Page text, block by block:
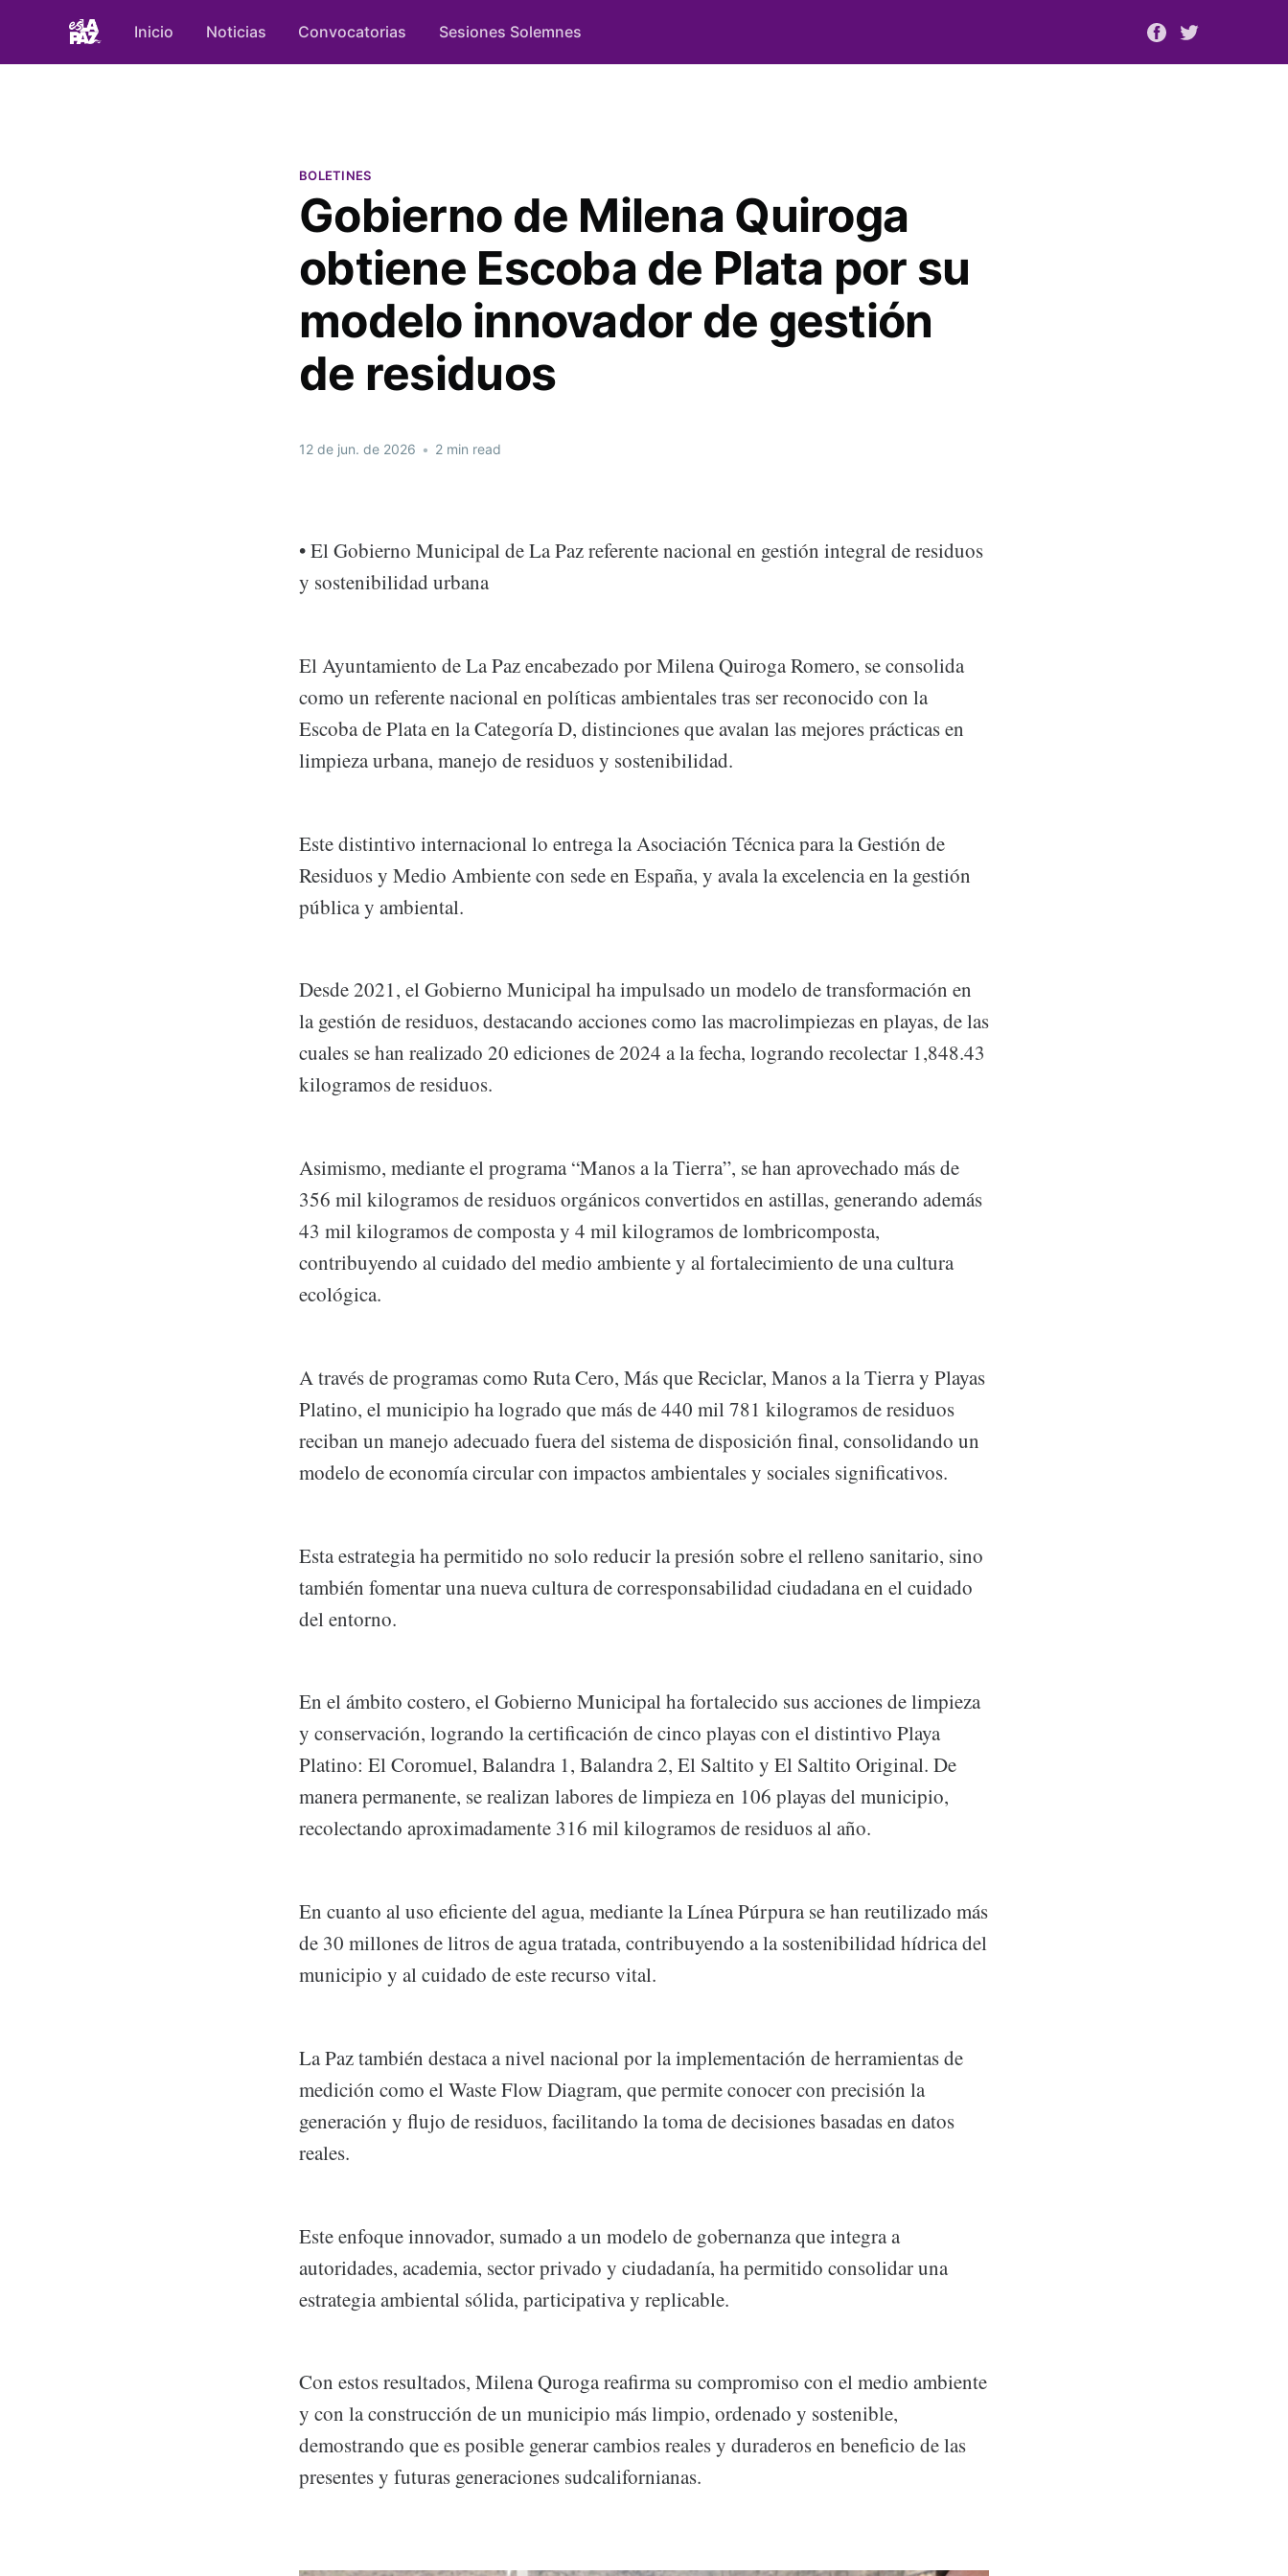
Inicio Noticias Convocatorias Sesiones Solemnes
BOLETINES
Gobierno de Milena Quiroga
obtiene Escoba de Plata por su
modelo innovador de gestión
de residuos
12 de jun. de 2026 • 2 min read
• El Gobierno Municipal de La Paz referente nacional en gestión integral de residuos
y sostenibilidad urbana
El Ayuntamiento de La Paz encabezado por Milena Quiroga Romero, se consolida
como un referente nacional en políticas ambientales tras ser reconocido con la
Escoba de Plata en la Categoría D, distinciones que avalan las mejores prácticas en
limpieza urbana, manejo de residuos y sostenibilidad.
Este distintivo internacional lo entrega la Asociación Técnica para la Gestión de
Residuos y Medio Ambiente con sede en España, y avala la excelencia en la gestión
pública y ambiental.
Desde 2021, el Gobierno Municipal ha impulsado un modelo de transformación en
la gestión de residuos, destacando acciones como las macrolimpiezas en playas, de las
cuales se han realizado 20 ediciones de 2024 a la fecha, logrando recolectar 1,848.43
kilogramos de residuos.
Asimismo, mediante el programa “Manos a la Tierra”, se han aprovechado más de
356 mil kilogramos de residuos orgánicos convertidos en astillas, generando además
43 mil kilogramos de composta y 4 mil kilogramos de lombricomposta,
contribuyendo al cuidado del medio ambiente y al fortalecimiento de una cultura
ecológica.
A través de programas como Ruta Cero, Más que Reciclar, Manos a la Tierra y Playas
Platino, el municipio ha logrado que más de 440 mil 781 kilogramos de residuos
reciban un manejo adecuado fuera del sistema de disposición final, consolidando un
modelo de economía circular con impactos ambientales y sociales significativos.
Esta estrategia ha permitido no solo reducir la presión sobre el relleno sanitario, sino
también fomentar una nueva cultura de corresponsabilidad ciudadana en el cuidado
del entorno.
En el ámbito costero, el Gobierno Municipal ha fortalecido sus acciones de limpieza
y conservación, logrando la certificación de cinco playas con el distintivo Playa
Platino: El Coromuel, Balandra 1, Balandra 2, El Saltito y El Saltito Original. De
manera permanente, se realizan labores de limpieza en 106 playas del municipio,
recolectando aproximadamente 316 mil kilogramos de residuos al año.
En cuanto al uso eficiente del agua, mediante la Línea Púrpura se han reutilizado más
de 30 millones de litros de agua tratada, contribuyendo a la sostenibilidad hídrica del
municipio y al cuidado de este recurso vital.
La Paz también destaca a nivel nacional por la implementación de herramientas de
medición como el Waste Flow Diagram, que permite conocer con precisión la
generación y flujo de residuos, facilitando la toma de decisiones basadas en datos
reales.
Este enfoque innovador, sumado a un modelo de gobernanza que integra a
autoridades, academia, sector privado y ciudadanía, ha permitido consolidar una
estrategia ambiental sólida, participativa y replicable.
Con estos resultados, Milena Quroga reafirma su compromiso con el medio ambiente
y con la construcción de un municipio más limpio, ordenado y sostenible,
demostrando que es posible generar cambios reales y duraderos en beneficio de las
presentes y futuras generaciones sudcalifornianas.